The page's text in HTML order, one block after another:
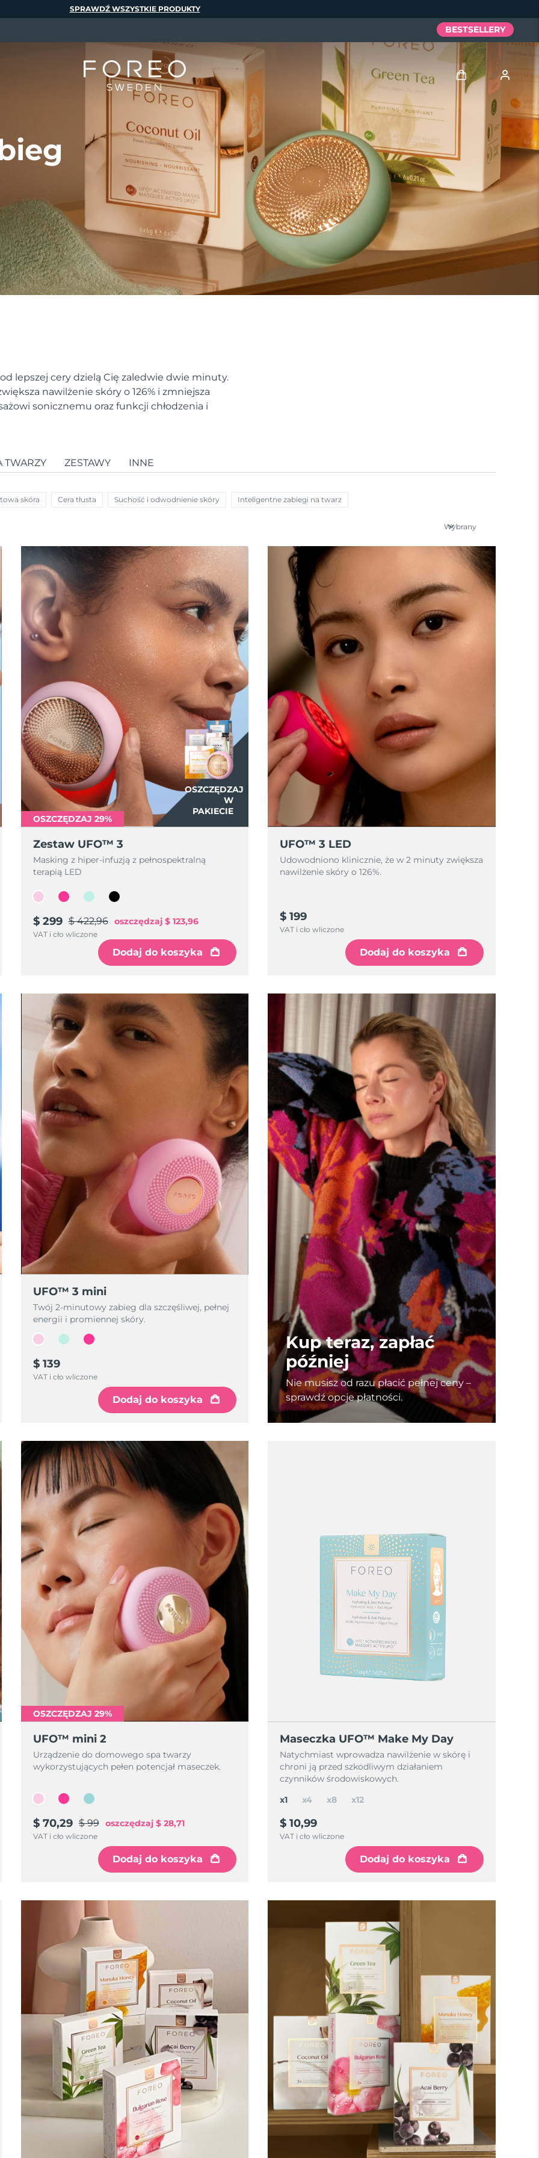
lepszej cery dzielą Cię zaledwie dwie minuty.
nawilżenie skóry o 126% i zmniejsza
sonicznemu oraz funkcji chłodzenia i
TWARZY ZESTAWY INNE
skóra Cera tłusta Suchość i odwodnienie skóry Inteligentne zabiegi na twarz
Wybrany
OSZCZĘDZAJ
W
PAKIECIE
OSZCZĘDZAJ 29%
Zestaw UFO™ 3
Masking z hiper-infuzją z pełnospektralną
terapią LED
$ 299 $ 422,96 oszczędzaj $ 123,96
VAT i cło wliczone
Dodaj do koszyka
UFO™ 3 LED
Udowodniono klinicznie, że w 2 minuty zwiększa
nawilżenie skóry o 126%.
$ 199
VAT i cło wliczone
Dodaj do koszyka
UFO™ 3 mini
Twój 2-minutowy zabieg dla szczęśliwej, pełnej
energii i promiennej skóry.
$ 139
VAT i cło wliczone
Dodaj do koszyka
Kup teraz, zapłać
później
Nie musisz od razu płacić pełnej ceny –
sprawdź opcje płatności.
OSZCZĘDZAJ 29%
UFO™ mini 2
Urządzenie do domowego spa twarzy
wykorzystujących pełen potencjał maseczek.
$ 70,29 $ 99 oszczędzaj $ 28,71
VAT i cło wliczone
Dodaj do koszyka
Maseczka UFO™ Make My Day
Natychmiast wprowadza nawilżenie w skórę i
chroni ją przed szkodliwym działaniem
czynników środowiskowych.
$ 10,99
VAT i cło wliczone
Dodaj do koszyka
x1 x4 x8 x12
SPRAWDŹ WSZYSTKIE PRODUKTY
BESTSELLERY
Zaloguj
Profil użytkownika
Moje urządzenia
Moje zamówienia
Moje subskrypcje